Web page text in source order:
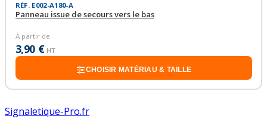
RÉF. E002-A180-A
Panneau issue de secours vers le bas
À partir de
3,90 € HT
CHOISIR MATÉRIAU & TAILLE
Signaletique-Pro.fr